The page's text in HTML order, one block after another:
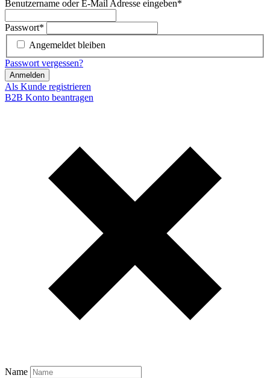
Benutzername oder E-Mail Adresse eingeben*
Passwort*
Angemeldet bleiben
Passwort vergessen?
Anmelden
Als Kunde registrieren
B2B Konto beantragen
Name